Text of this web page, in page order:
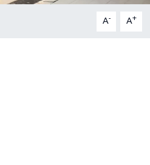
A- A+